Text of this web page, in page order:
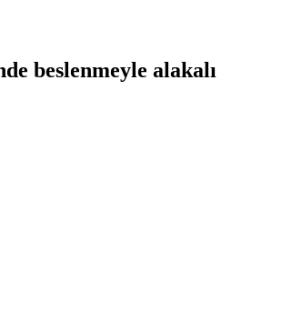
beslenmeyle alakalı